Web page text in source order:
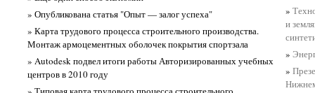
» Опубликована статья "Опыт — залог успеха"
» Карта трудового процесса строительного производства.
Монтаж армоцементных оболочек покрытия спортзала
» Autodesk подвел итоги работы Авторизированных учебных
центров в 2010 году
»
и
»
»